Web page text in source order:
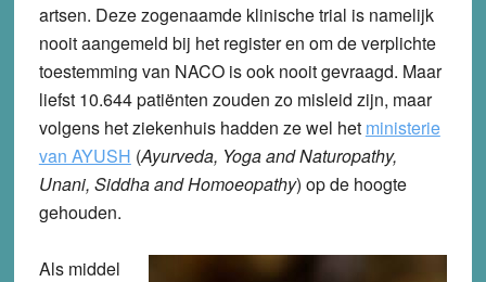
artsen. Deze zogenaamde klinische trial is namelijk
nooit aangemeld bij het register en om de verplichte
toestemming van NACO is ook nooit gevraagd. Maar
liefst 10.644 patiënten zouden zo misleid zijn, maar
volgens het ziekenhuis hadden ze wel het ministerie
van AYUSH (Ayurveda, Yoga and Naturopathy,
Unani, Siddha and Homoeopathy) op de hoogte
gehouden.
Als middel